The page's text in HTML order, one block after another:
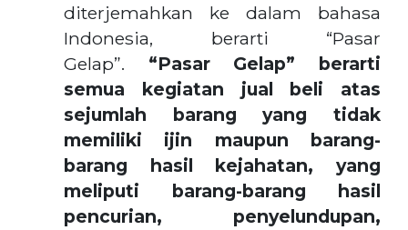
diterjemahkan ke dalam bahasa
Indonesia, berarti “Pasar
Gelap”. “Pasar Gelap” berarti
semua kegiatan jual beli atas
sejumlah barang yang tidak
memiliki ijin maupun barang-
barang hasil kejahatan, yang
meliputi barang-barang hasil
pencurian, penyelundupan,